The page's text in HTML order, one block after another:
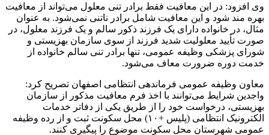
وی افزود: در این معافیت فقط برادر تنی معلول می‌تواند از معافیت
بهره مند شود و این معافیت شامل برادر ناتنی نمی‌شود. به عنوان
مثال، در خانواده دارای یک فرزند ذکور سالم و یک فرزند معلول، در
صورت تأیید معلولیت شدید فرزند از سوی سازمان بهزیستی و
شورای پزشکی وظیفه عمومی، تنها برادر تنی سالم خانواده از
خدمت دوره ضرورت معاف می‌شود.
معاون وظیفه عمومی فرماندهی انتظامی اصفهان تصریح کرد:
واجدین شرایط می‌توانند با اخذ فرم معافیت مذکور از سازمان
بهزیستی، درخواست خود را از طریق یکی از دفاتر خدمات
الکترونیک انتظامی (پلیس +۱۰) محل سکونت ثبت و از رده وظیفه
عمومی شهرستان محل سکونت موضوع را پیگیری کنند.